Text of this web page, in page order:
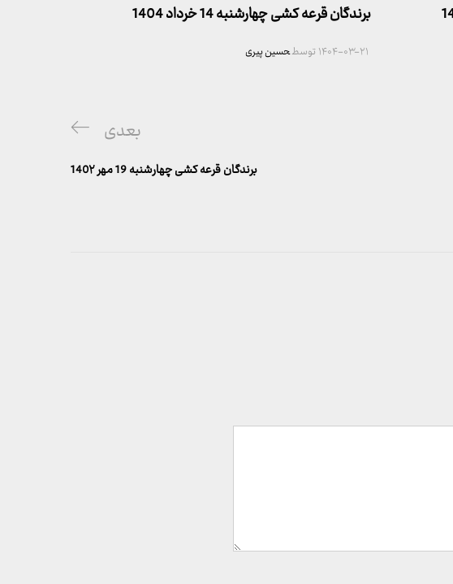
برندگان قرعه کشی چهارشنبه 14 خرداد 1404
۱۴۰۴-۰۳-۲۱توسطحسین پیری
پست
بعدی
بعدی
برندگان قرعه کشی چهارشنبه 19 مهر 140۲